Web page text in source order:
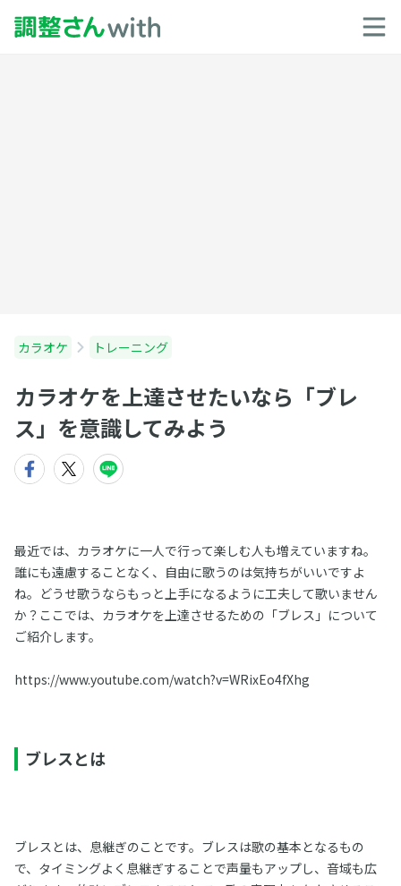
カラオケ トレーニング
カラオケを上達させたいなら「ブレ
ス」を意識してみよう
最近では、カラオケに一人で行って楽しむ人も増えていますね。
誰にも遠慮することなく、自由に歌うのは気持ちがいいですよ
ね。どうせ歌うならもっと上手になるように工夫して歌いません
か？ここでは、カラオケを上達させるための「ブレス」について
ご紹介します。
https://www.youtube.com/watch?v=WRixEo4fXhg
ブレスとは
ブレスとは、息継ぎのことです。ブレスは歌の基本となるもの
で、タイミングよく息継ぎすることで声量もアップし、音域も広